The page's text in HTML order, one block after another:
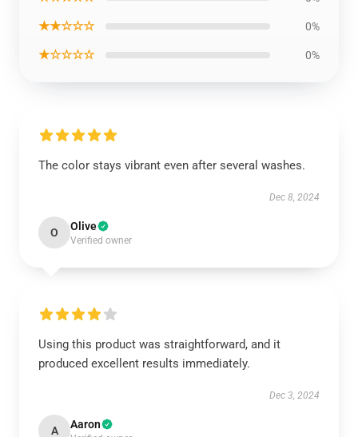
★★☆☆☆ 0%
★☆☆☆☆ 0%
The color stays vibrant even after several washes.
Dec 8, 2024
O Olive
Verified owner
Using this product was straightforward, and it
produced excellent results immediately.
Dec 3, 2024
A Aaron